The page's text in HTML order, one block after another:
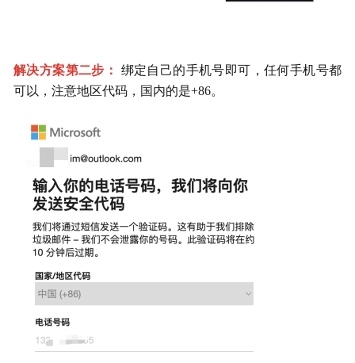
解决方案第二步： 绑定自己的手机号即可，任何手机号都
可以，注意地区代码，国内的是+86。